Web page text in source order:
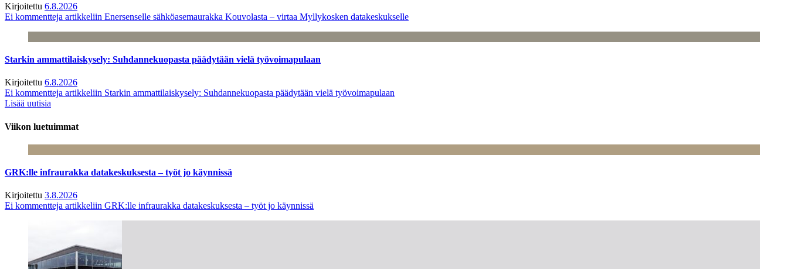
Kirjoitettu 6.8.2026
Ei kommentteja artikkeliin Enersenselle sähköasemaurakka Kouvolasta – virtaa Myllykosken datakeskukselle
Starkin ammattilaiskysely: Suhdannekuopasta päädytään vielä työvoimapulaan
Kirjoitettu 6.8.2026
Ei kommentteja artikkeliin Starkin ammattilaiskysely: Suhdannekuopasta päädytään vielä työvoimapulaan
Lisää uutisia
Viikon luetuimmat
GRK:lle infraurakka datakeskuksesta – työt jo käynnissä
Kirjoitettu 3.8.2026
Ei kommentteja artikkeliin GRK:lle infraurakka datakeskuksesta – työt jo käynnissä